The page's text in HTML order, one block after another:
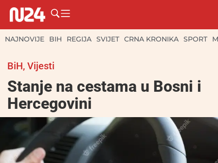
NAJNOVIJE BIH REGIJA SVIJET CRNA KRONIKA SPORT
BiH, Vijesti
Stanje na cestama u Bosni i
Hercegovini